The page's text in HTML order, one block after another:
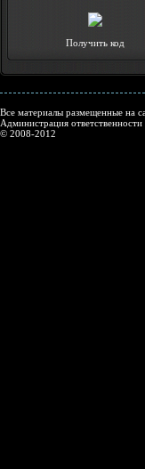
Получить код
Все материалы размещенные на
Администрация
© 2008-2012